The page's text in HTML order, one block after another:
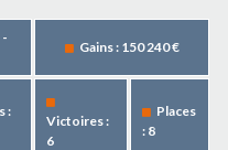
Gains : 150 240 €
:
Victoires :
6
Places
: 8